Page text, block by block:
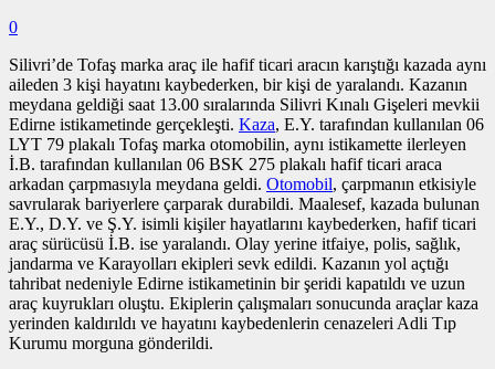
0
Silivri’de Tofaş marka araç ile hafif ticari aracın karıştığı kazada aynı
aileden 3 kişi hayatını kaybederken, bir kişi de yaralandı. Kazanın
meydana geldiği saat 13.00 sıralarında Silivri Kınalı Gişeleri mevkii
Edirne istikametinde gerçekleşti. Kaza, E.Y. tarafından kullanılan 06
LYT 79 plakalı Tofaş marka otomobilin, aynı istikamette ilerleyen
İ.B. tarafından kullanılan 06 BSK 275 plakalı hafif ticari araca
arkadan çarpmasıyla meydana geldi. Otomobil, çarpmanın etkisiyle
savrularak bariyerlere çarparak durabildi. Maalesef, kazada bulunan
E.Y., D.Y. ve Ş.Y. isimli kişiler hayatlarını kaybederken, hafif ticari
araç sürücüsü İ.B. ise yaralandı. Olay yerine itfaiye, polis, sağlık,
jandarma ve Karayolları ekipleri sevk edildi. Kazanın yol açtığı
tahribat nedeniyle Edirne istikametinin bir şeridi kapatıldı ve uzun
araç kuyrukları oluştu. Ekiplerin çalışmaları sonucunda araçlar kaza
yerinden kaldırıldı ve hayatını kaybedenlerin cenazeleri Adli Tıp
Kurumu morguna gönderildi.